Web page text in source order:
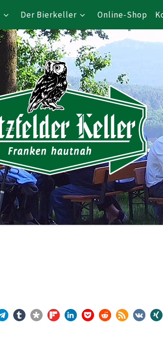
Der Bierkeller Online-Shop